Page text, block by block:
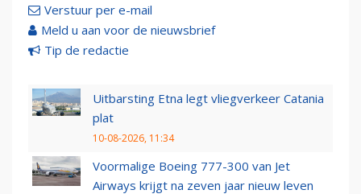
Verstuur per e-mail
Meld u aan voor de nieuwsbrief
Tip de redactie
Uitbarsting Etna legt vliegverkeer Catania
plat
10-08-2026, 11:34
Voormalige Boeing 777-300 van Jet
Airways krijgt na zeven jaar nieuw leven